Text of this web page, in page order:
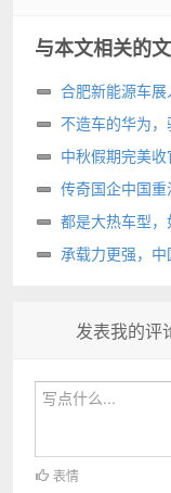
与本文相关的
合肥新能源车
不造车的华为，
中秋假期完美
传奇国企中国
都是大热车型，
承载力更强，
发表我的评
表情